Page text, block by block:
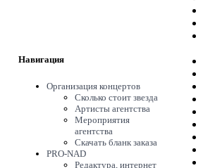
Навигация
Организация концертов
Сколько стоит звезда
Артисты агентства
Мероприятия
агентства
Скачать бланк заказа
PRO-NAD
Редактура, интернет